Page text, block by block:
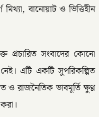
বানোয়াট ও ভিত্তিহীন
প্রচারিত সংবাদের কোনো
নেই। এটি একটি সুপরিকল্পিত
ও রাজনৈতিক ভাবমূর্তি ক্ষুণ্ণ